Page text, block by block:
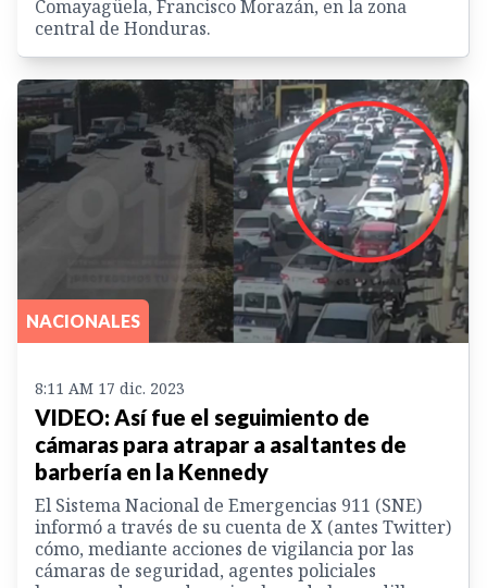
Comayagüela, Francisco Morazán, en la zona
central de Honduras.
NACIONALES
8:11 AM 17 dic. 2023
VIDEO: Así fue el seguimiento de
cámaras para atrapar a asaltantes de
barbería en la Kennedy
El Sistema Nacional de Emergencias 911 (SNE)
informó a través de su cuenta de X (antes Twitter)
cómo, mediante acciones de vigilancia por las
cámaras de seguridad, agentes policiales